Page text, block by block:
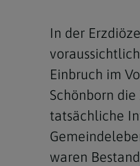
In der
Einbruch im
Schönborn
tatsächliche
waren